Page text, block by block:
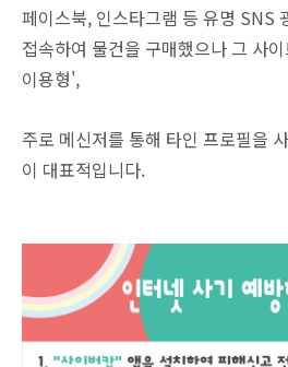
페이스북, 인스타그램 등 유명 SNS
접속하여 물건을 구매했으나 그 사
이용형',
주로 메신저를 통해 타인 프로필을
이 대표적입니다.